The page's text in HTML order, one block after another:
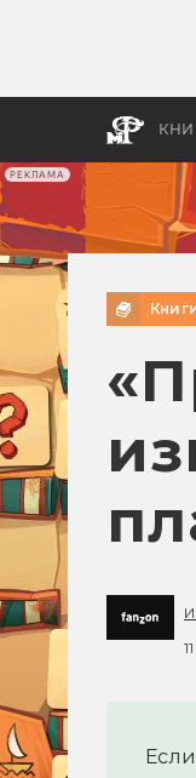
РЕКЛАМА